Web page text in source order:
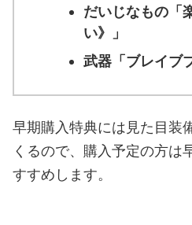
だいじなもの「
い》」
武器「ブレイブ
早期購入特典には見た目装
くるので、購入予定の方は
すすめします。